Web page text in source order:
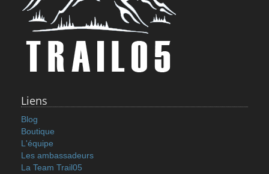
Liens
Blog
Boutique
L'équipe
Les ambassadeurs
La Team Trail05